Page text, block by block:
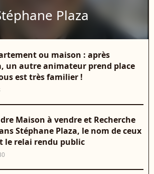
Plaza
ou maison : après
un autre animateur prend place
est très familier !
Maison à vendre et Recherche
Stéphane Plaza, le nom de ceux
le relai rendu public